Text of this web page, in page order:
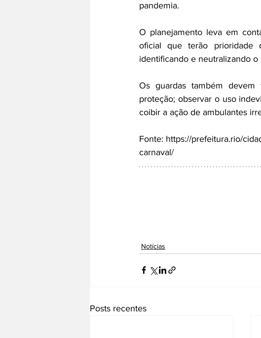
pandemia.
O planejamento leva em
oficial que terão prioridade
identificando e neutralizando
Os guardas também
proteção; observar o uso
coibir a ação de ambulantes
Fonte: https://prefeitura.rio/
carnaval/
Notícias
Posts recentes